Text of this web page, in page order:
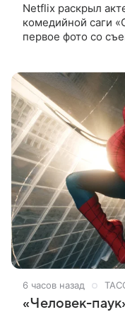
Netflix раскрыл
комедийной саги
первое фото со
6 часов назад
«Человек-